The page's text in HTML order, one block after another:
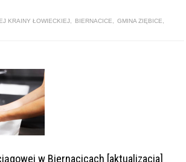
KRAINY ŁOWIECKIEJ BIERNACICE GMINA ZIĘBICE
w Biernacicach [aktualizacja]